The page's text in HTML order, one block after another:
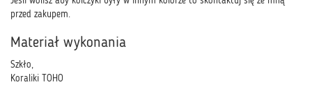
przed zakupem.
Materiał wykonania
Szkło,
Koraliki TOHO